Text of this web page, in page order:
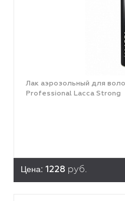
Лак аэрозольный для
Professional Lacca Strong
Цена: 1228 руб.